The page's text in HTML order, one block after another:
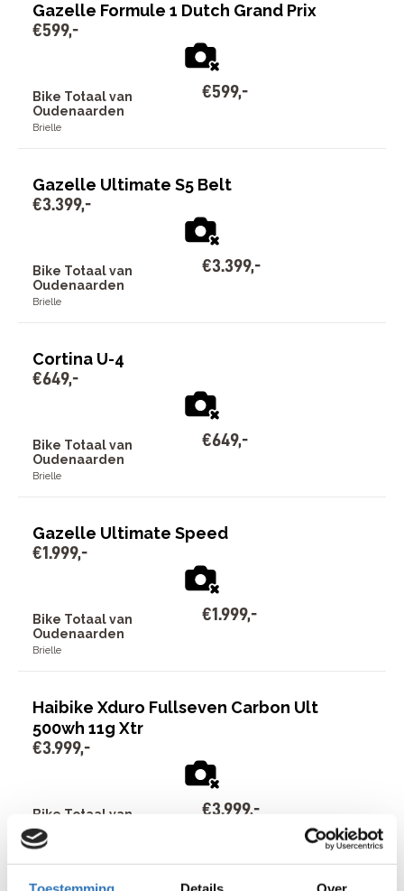
Gazelle Formule 1 Dutch Grand Prix
€599,-
Bike Totaal van
Oudenaarden
Brielle
€599,-
Gazelle Ultimate S5 Belt
€3.399,-
Bike Totaal van
Oudenaarden
Brielle
€3.399,-
Cortina U-4
€649,-
Bike Totaal van
Oudenaarden
Brielle
€649,-
Gazelle Ultimate Speed
€1 .999,-
Bike Totaal van
Oudenaarden
Brielle
€1 .999,-
Haibike Xduro Fullseven Carbon Ult
500wh 11g Xtr
€3.999,-
Bike Totaal van
Oudenaarden
Brielle
€3.999,-